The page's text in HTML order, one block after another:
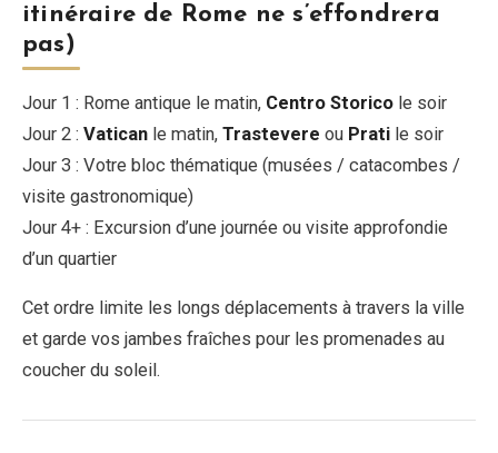
itinéraire de Rome ne s’effondrera
pas)
Jour 1 : Rome antique le matin, Centro Storico le soir
Jour 2 : Vatican le matin, Trastevere ou Prati le soir
Jour 3 : Votre bloc thématique (musées / catacombes /
visite gastronomique)
Jour 4+ : Excursion d’une journée ou visite approfondie
d’un quartier
Cet ordre limite les longs déplacements à travers la ville
et garde vos jambes fraîches pour les promenades au
coucher du soleil.